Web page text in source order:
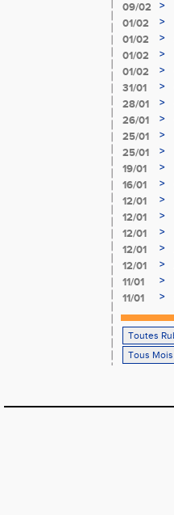
09/02
>
01/02
>
01/02
>
01/02
>
01/02
>
31/01 >
28/01
>
26/01 >
25/01
>
25/01
>
19/01 >
16/01 >
12/01
>
12/01 >
12/01
>
12/01
>
12/01 >
11/01 >
11/01
>